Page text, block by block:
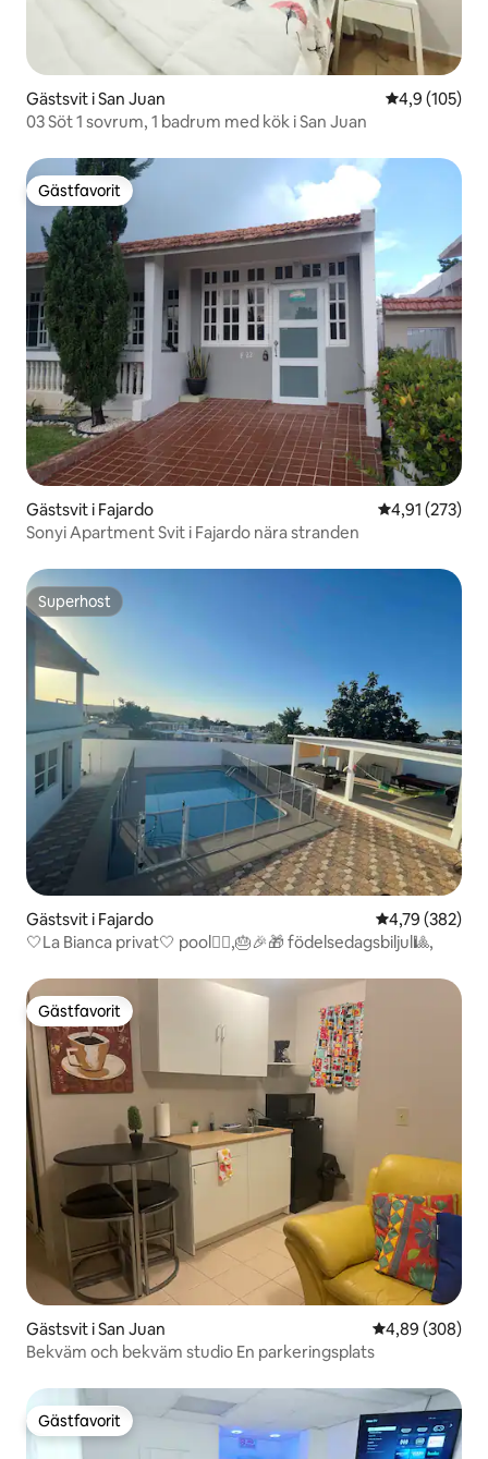
Gästsvit i San Juan 4,9 av 5 i
4,9 (105)
03 Söt 1 sovrum, 1 badrum med kök i San Juan
Gästfavorit
Gästfavorit
Gästsvit i Fajardo 4,91 av 5 i
4,91 (273)
Sonyi Apartment Svit i Fajardo nära stranden
Superhost
Superhost
Gästsvit i Fajardo 4,79 av 5 i
4,79 (382)
🤍La Bianca privat🤍 pool🏊🏼,🎂🎉🎁 födelsedagsbiljul🎱,
Gästfavorit
Gästfavorit
Gästsvit i San Juan 4,89 av 5 i
4,89 (308)
Bekväm och bekväm studio En parkeringsplats
Gästfavorit
Gästfavorit